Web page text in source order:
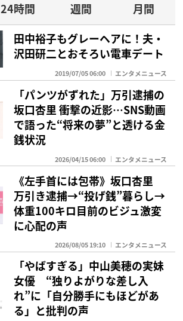
24時間 週間
月間
田中裕子もグレーヘアに！夫・
沢田研二とおそろい電車デート
2019/07/05 06:00 エンタメニュース
「パンツがずれた」万引逮捕の
坂口杏里 衝撃の近影…SNS動画
で語った“将来の夢”と透ける金
銭状況
2026/04/15 06:00 エンタメニュース
《左手首には包帯》坂口杏里
万引き逮捕→“投げ銭”暮らし→
体重100キロ目前のビジュ激変
に心配の声
2026/08/05 19:10 エンタメニュース
「やばすぎる」中山美穂の実妹
女優 “独りよがりな差し入
れ”に「自分勝手にもほどがあ
る」と批判の声